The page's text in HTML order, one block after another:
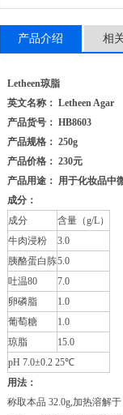
产品介绍 相
Letheen琼脂
英文名称： Letheen Agar
产品货号： HB8603
产品规格： 250g
产品价格： 230元
产品用途： 用于化妆品中
成分：
成分
含量（g/L）
牛肉浸粉
3.0
胰酪蛋白胨5.0
吐温80
7.0
卵磷脂
1.0
葡萄糖
1.0
琼脂
15.0
pH 7.0±0.2 25℃
用法：
称取本品 32.0g,加热溶解